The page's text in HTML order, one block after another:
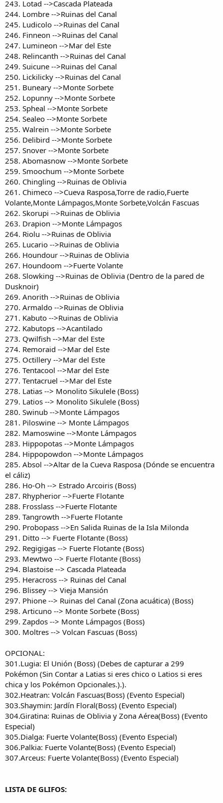
243. Lotad -->Cascada Plateada
244. Lombre -->Ruinas del Canal
245. Ludicolo -->Ruinas del Canal
246. Finneon -->Ruinas del Canal
247. Lumineon -->Mar del Este
248. Relincanth -->Ruinas del Canal
249. Suicune -->Ruinas del Canal
250. Lickilicky -->Ruinas del Canal
251. Buneary -->Monte Sorbete
252. Lopunny -->Monte Sorbete
253. Spheal -->Monte Sorbete
254. Sealeo -->Monte Sorbete
255. Walrein -->Monte Sorbete
256. Delibird -->Monte Sorbete
257. Snover -->Monte Sorbete
258. Abomasnow -->Monte Sorbete
259. Smoochum -->Monte Sorbete
260. Chingling -->Ruinas de Oblivia
261. Chimeco -->Cueva Rasposa,Torre de radio,Fuerte
Volante,Monte Lámpagos,Monte Sorbete,Volcán Fascuas
262. Skorupi -->Ruinas de Oblivia
263. Drapion -->Monte Lámpagos
264. Riolu -->Ruinas de Oblivia
265. Lucario -->Ruinas de Oblivia
266. Houndour -->Ruinas de Oblivia
267. Houndoom -->Fuerte Volante
268. Slowking -->Ruinas de Oblivia (Dentro de la pared de
Dusknoir)
269. Anorith -->Ruinas de Oblivia
270. Armaldo -->Ruinas de Oblivia
271. Kabuto -->Ruinas de Oblivia
272. Kabutops -->Acantilado
273. Qwilfish -->Mar del Este
274. Remoraid -->Mar del Este
275. Octillery -->Mar del Este
276. Tentacool -->Mar del Este
277. Tentacruel -->Mar del Este
278. Latias --> Monolito Sikulele (Boss)
279. Latios --> Monolito Sikulele (Boss)
280. Swinub -->Monte Lámpagos
281. Piloswine --> Monte Lámpagos
282. Mamoswine -->Monte Lámpagos
283. Hippopotas -->Monte Lámpagos
284. Hippopowdon -->Monte Lámpagos
285. Absol -->Altar de la Cueva Rasposa (Dónde se encuentra
el cáliz)
286. Ho-Oh --> Estrado Arcoiris (Boss)
287. Rhypherior -->Fuerte Flotante
288. Frosslass -->Fuerte Flotante
289. Tangrowth -->Fuerte Flotante
290. Probopass -->En Salida Ruinas de la Isla Milonda
291. Ditto --> Fuerte Flotante (Boss)
292. Regigigas --> Fuerte Flotante (Boss)
293. Mewtwo --> Fuerte Flotante (Boss)
294. Blastoise --> Cascada Plateada
295. Heracross --> Ruinas del Canal
296. Blissey --> Vieja Mansión
297. Phione --> Ruinas del Canal (Zona acuática) (Boss)
298. Articuno --> Monte Sorbete (Boss)
299. Zapdos --> Monte Lámpagos (Boss)
300. Moltres --> Volcan Fascuas (Boss)
OPCIONAL:
301.Lugia: El Unión (Boss) (Debes de capturar a 299
Pokémon (Sin Contar a Latias si eres chico o Latios si eres
chica y los Pokémon Opcionales.).).
302.Heatran: Volcán Fascuas(Boss) (Evento Especial)
303.Shaymin: Jardín Floral(Boss) (Evento Especial)
304.Giratina: Ruinas de Oblivia y Zona Aérea(Boss) (Evento
Especial)
305.Dialga: Fuerte Volante(Boss) (Evento Especial)
306.Palkia: Fuerte Volante(Boss) (Evento Especial)
307.Arceus: Fuerte Volante(Boss) (Evento Especial)
LISTA DE GLIFOS: